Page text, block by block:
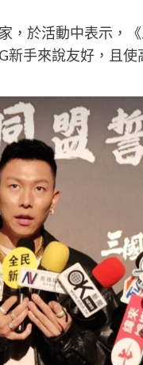
於活動中表示，
新手來說友好，且